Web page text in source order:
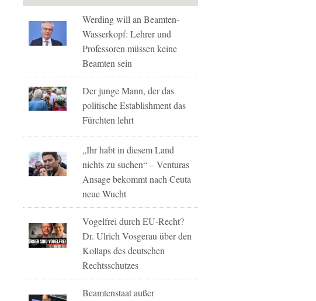
Werding will an Beamten-
Wasserkopf: Lehrer und
Professoren müssen keine
Beamten sein
Der junge Mann, der das
politische Establishment das
Fürchten lehrt
„Ihr habt in diesem Land
nichts zu suchen“ – Venturas
Ansage bekommt nach Ceuta
neue Wucht
Vogelfrei durch EU-Recht?
Dr. Ulrich Vosgerau über den
Kollaps des deutschen
Rechtsschutzes
Beamtenstaat außer